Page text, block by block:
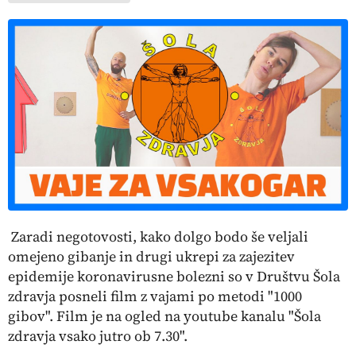
Zaradi negotovosti, kako dolgo bodo še veljali
omejeno gibanje in drugi ukrepi za zajezitev
epidemije koronavirusne bolezni so v Društvu Šola
zdravja posneli film z vajami po metodi "1000
gibov". Film je na ogled na youtube kanalu "Šola
zdravja vsako jutro ob 7.30".